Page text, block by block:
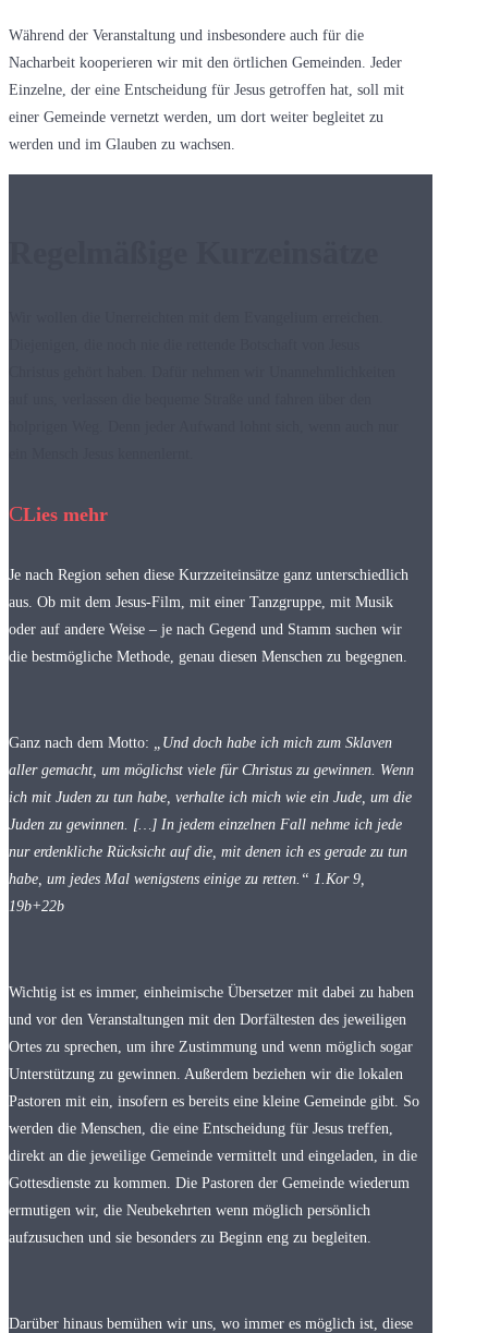
Während der Veranstaltung und insbesondere auch für die
Nacharbeit kooperieren wir mit den örtlichen Gemeinden. Jeder
Einzelne, der eine Entscheidung für Jesus getroffen hat, soll mit
einer Gemeinde vernetzt werden, um dort weiter begleitet zu
werden und im Glauben zu wachsen.
Lies mehr
Je nach Region sehen diese Kurzzeiteinsätze ganz unterschiedlich
aus. Ob mit dem Jesus-Film, mit einer Tanzgruppe, mit Musik
oder auf andere Weise – je nach Gegend und Stamm suchen wir
die bestmögliche Methode, genau diesen Menschen zu begegnen.
Ganz nach dem Motto: „Und doch habe ich mich zum Sklaven
aller gemacht, um möglichst viele für Christus zu gewinnen. Wenn
ich mit Juden zu tun habe, verhalte ich mich wie ein Jude, um die
Juden zu gewinnen. […] In jedem einzelnen Fall nehme ich jede
nur erdenkliche Rücksicht auf die, mit denen ich es gerade zu tun
habe, um jedes Mal wenigstens einige zu retten.“ 1.Kor 9,
19b+22b
Wichtig ist es immer, einheimische Übersetzer mit dabei zu haben
und vor den Veranstaltungen mit den Dorfältesten des jeweiligen
Ortes zu sprechen, um ihre Zustimmung und wenn möglich sogar
Unterstützung zu gewinnen. Außerdem beziehen wir die lokalen
Pastoren mit ein, insofern es bereits eine kleine Gemeinde gibt. So
werden die Menschen, die eine Entscheidung für Jesus treffen,
direkt an die jeweilige Gemeinde vermittelt und eingeladen, in die
Gottesdienste zu kommen. Die Pastoren der Gemeinde wiederum
ermutigen wir, die Neubekehrten wenn möglich persönlich
aufzusuchen und sie besonders zu Beginn eng zu begleiten.
Darüber hinaus bemühen wir uns, wo immer es möglich ist, diese